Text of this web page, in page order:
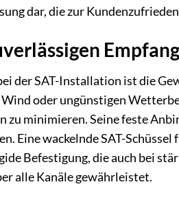
dar, die zur
Empfang
der SAT-Installation ist die
oder ungünstigen
zu minimieren. Seine feste
Eine wackelnde SAT-
Befestigung, die auch bei
alle Kanäle gewährleistet.